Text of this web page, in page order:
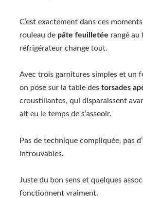
C’est exactement dans ces
rouleau de pâte feuilletée rangé au
réfrigérateur change tout.
Avec trois garnitures simples et un
on pose sur la table des torsades
croustillantes, qui disparaissent
ait eu le temps de s’asseoir.
Pas de technique compliquée, pas
introuvables.
Juste du bon sens et quelques
fonctionnent vraiment.